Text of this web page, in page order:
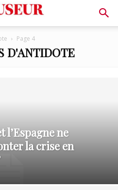
Page 4
D'ANTIDOTE
l’Espagne ne
la crise en